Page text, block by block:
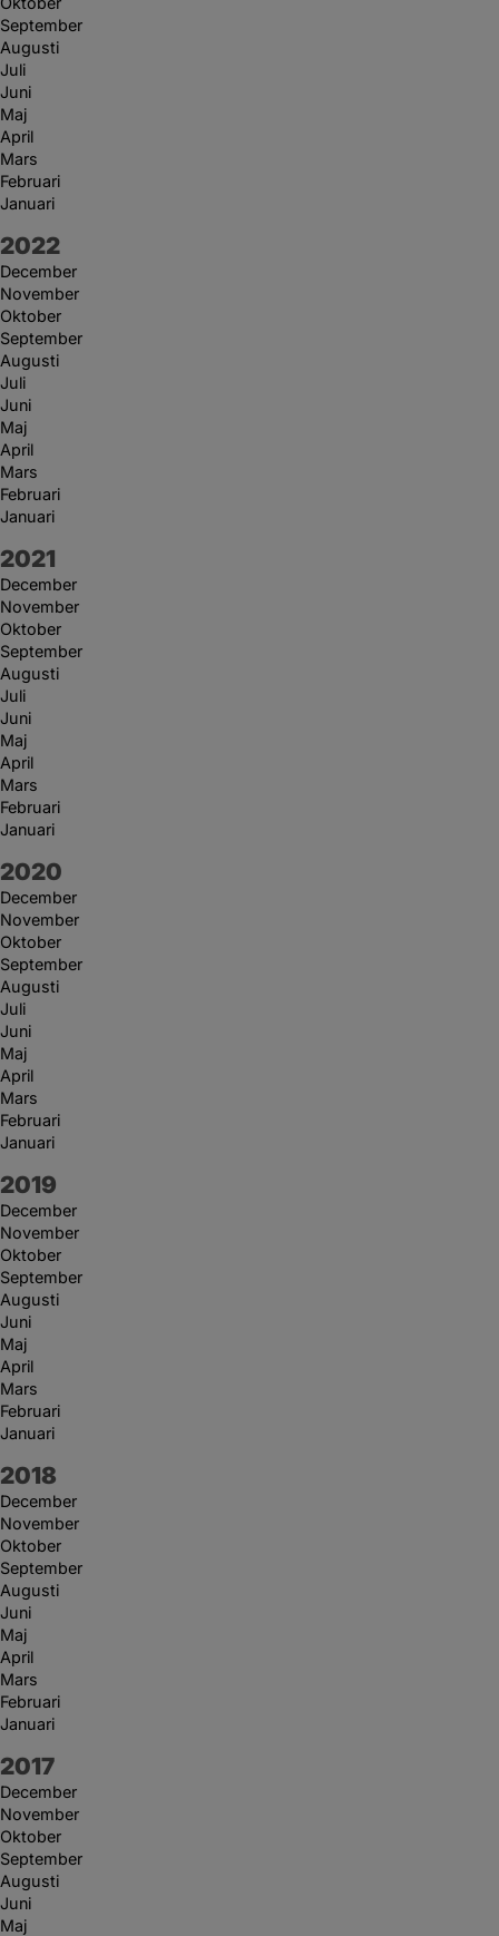
September
Augusti
Juli
Juni
Maj
April
Mars
Februari
Januari
År:
2022
December
November
Oktober
September
Augusti
Juli
Juni
Maj
April
Mars
Februari
Januari
År:
2021
December
November
Oktober
September
Augusti
Juli
Juni
Maj
April
Mars
Februari
Januari
År:
2020
December
November
Oktober
September
Augusti
Juli
Juni
Maj
April
Mars
Februari
Januari
År:
2019
December
November
Oktober
September
Augusti
Juni
Maj
April
Mars
Februari
Januari
År:
2018
December
November
Oktober
September
Augusti
Juni
Maj
April
Mars
Februari
Januari
År:
2017
December
November
Oktober
September
Augusti
Juni
Maj